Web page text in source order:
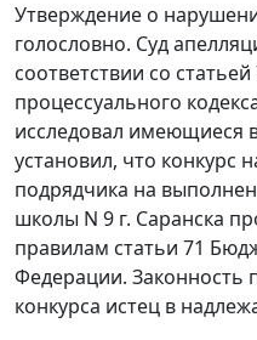
Утверждение о
голословно. Суд
соответствии со статьей
процессуального
исследовал имеющиеся
установил, что конкурс
подрядчика на
школы N 9 г. Саранска
правилам статьи 71
Федерации. Законность
конкурса истец в